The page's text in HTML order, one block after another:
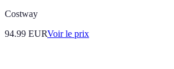
Costway
94.99 EURVoir le prix